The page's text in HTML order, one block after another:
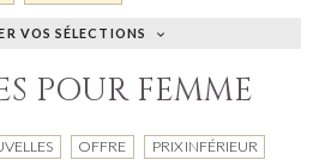
VOS SÉLECTIONS
POUR FEMME
OFFRE PRIX INFÉRIEUR